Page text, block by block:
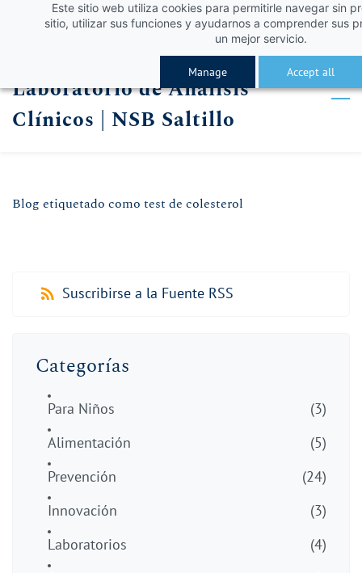
Este sitio web utiliza cookies para permitirle navegar sin
sitio, utilizar sus funciones y ayudarnos a comprender sus
un mejor servicio.
Manage Accept all
content
Iniciar sesión
Registro
Laboratorio de Análisis
Clínicos | NSB Saltillo
Blog etiquetado como test de colesterol
Suscribirse a la Fuente RSS
Categorías
Para Niños
(3)
Alimentación
(5)
Prevención
(24)
Innovación
(3)
Laboratorios
(4)
¡Obtén un 10% de descuento con el código